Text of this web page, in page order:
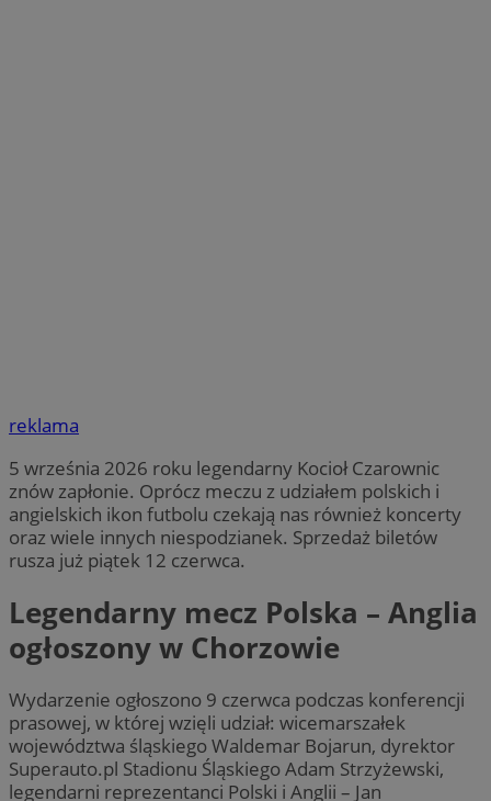
reklama
5 września 2026 roku legendarny Kocioł Czarownic
znów zapłonie. Oprócz meczu z udziałem polskich i
angielskich ikon futbolu czekają nas również koncerty
oraz wiele innych niespodzianek. Sprzedaż biletów
rusza już piątek 12 czerwca.
Legendarny mecz Polska – Anglia
ogłoszony w Chorzowie
Wydarzenie ogłoszono 9 czerwca podczas konferencji
prasowej, w której wzięli udział: wicemarszałek
województwa śląskiego Waldemar Bojarun, dyrektor
Superauto.pl Stadionu Śląskiego Adam Strzyżewski,
legendarni reprezentanci Polski i Anglii – Jan